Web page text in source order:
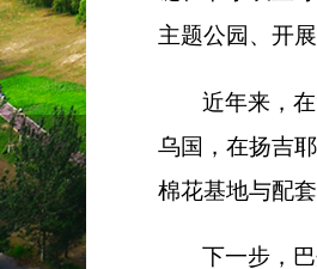
主题公园、开
近年来，
乌国，在扬吉
棉花基地与配
下一步，